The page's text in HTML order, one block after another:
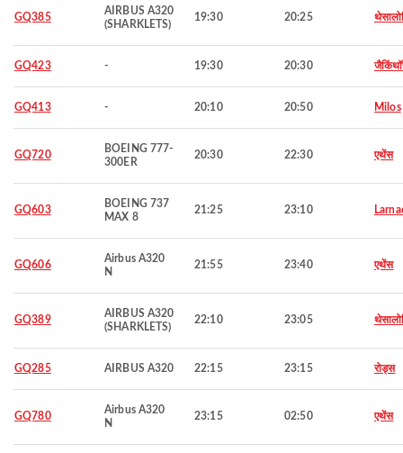
GQ385
AIRBUS A320
(SHARKLETS)
19:30 20:25
GQ423 - 19:30 20:30
GQ413 - 20:10 20:50 Milos
GQ720
BOEING 777-
300ER
20:30 22:30 एथेंस
GQ603
BOEING 737
MAX 8
21:25 23:10
GQ606
Airbus A320
N
21:55 23:40 एथेंस
GQ389
AIRBUS A320
(SHARKLETS)
22:10 23:05
GQ285 AIRBUS A320 22:15 23:15 रोड्स
GQ780
Airbus A320
N
23:15 02:50 एथेंस